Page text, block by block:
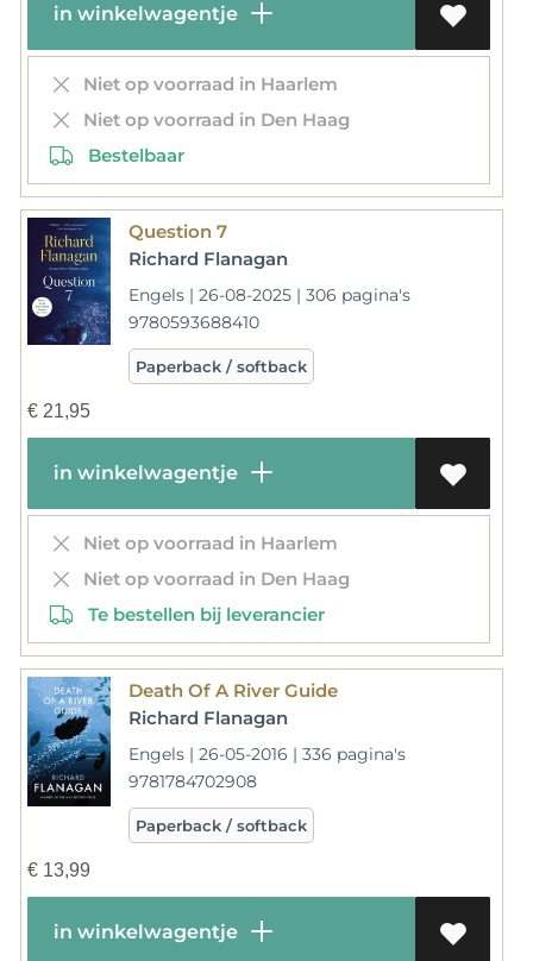
in winkelwagentje
Niet op voorraad in Haarlem
Niet op voorraad in Den Haag
Bestelbaar
Question 7
Richard Flanagan
Engels | 26-08-2025 | 306 pagina's
9780593688410
Paperback / softback
€21,95
in winkelwagentje
Niet op voorraad in Haarlem
Niet op voorraad in Den Haag
Te bestellen bij leverancier
Death Of A River Guide
Richard Flanagan
Engels | 26-05-2016 | 336 pagina's
9781784702908
Paperback / softback
€13,99
in winkelwagentje